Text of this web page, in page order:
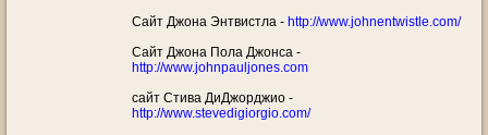
Сайт Джона Энтвистла - http://www.johnentwistle.com/
Сайт Джона Пола Джонса -
http://www.johnpauljones.com
сайт Стива ДиДжорджио -
http://www.stevedigiorgio.com/